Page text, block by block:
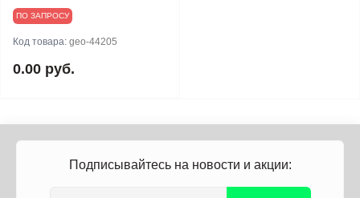
ПО ЗАПРОСУ
Код товара: geo-44205
0.00 руб.
Подписывайтесь на новости и акции: